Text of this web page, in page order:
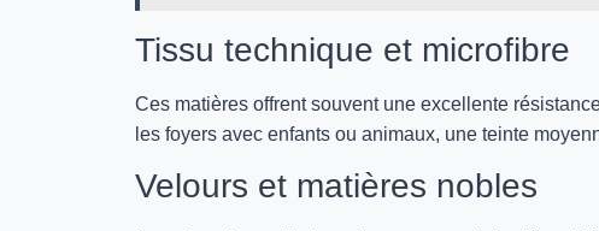
Tissu technique et microfibre
Ces matières offrent souvent une excellente
les foyers avec enfants ou animaux, une teinte
Velours et matières nobles